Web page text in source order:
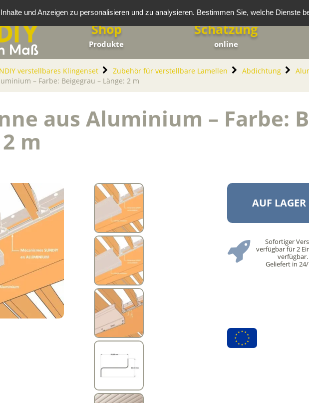
Shop
Produkte
Schätzung
online
verstellbares Klingenset Zubehör für verstellbare Lamellen Abdichtung
– Farbe: Beigegrau – Länge: 2 m
aus Aluminium – Farbe:
m
AUF LAGER
Sofortiger
verfügbar für 2
verfügbar.
Geliefert in
und Anzeigen zu personalisieren und zu analysieren. Bestimmen Sie, welche Dienste